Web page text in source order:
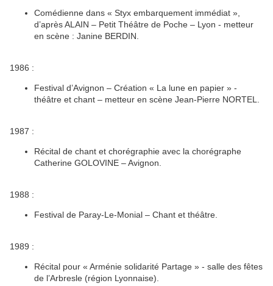
Comédienne dans « Styx embarquement immédiat »,
d’après ALAIN – Petit Théâtre de Poche – Lyon - metteur
en scène : Janine BERDIN.
1986 :
Festival d’Avignon – Création « La lune en papier » -
théâtre et chant – metteur en scène Jean-Pierre NORTEL.
1987 :
Récital de chant et chorégraphie avec la chorégraphe
Catherine GOLOVINE – Avignon.
1988 :
Festival de Paray-Le-Monial – Chant et théâtre.
1989 :
Récital pour « Arménie solidarité Partage » - salle des fêtes
de l’Arbresle (région Lyonnaise).